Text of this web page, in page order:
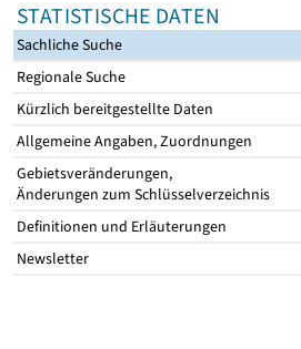
STATISTISCHE DATEN
Sachliche Suche
Regionale Suche
Kürzlich bereitgestellte Daten
Allgemeine Angaben, Zuordnungen
Gebietsveränderungen,
Änderungen zum Schlüsselverzeichnis
Definitionen und Erläuterungen
Newsletter